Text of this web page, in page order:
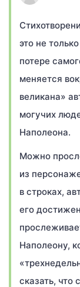
это не
потере
меняется
великана»
могучих
Наполеона.
Можно
из
в строках,
его
Наполеону,
сказать, что